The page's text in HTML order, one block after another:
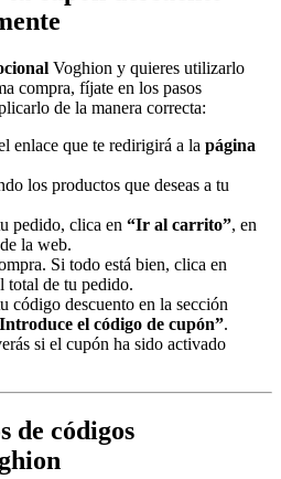
Voghion y quieres utilizarlo
compra, fíjate en los pasos
de la manera correcta:
enlace que te redirigirá a la página
los productos que deseas a tu
pedido, clica en “Ir al carrito”, en
la web.
Si todo está bien, clica en
total de tu pedido.
código descuento en la sección
el código de cupón”.
si el cupón ha sido activado
de códigos